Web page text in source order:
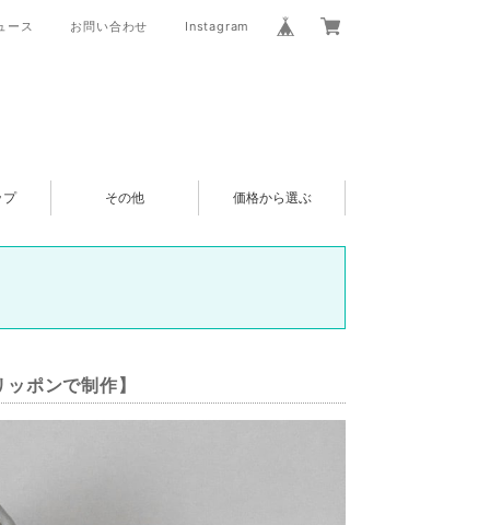
ース お問い合わせ Instagram
プ その他 価格から選ぶ
ポンで制作】